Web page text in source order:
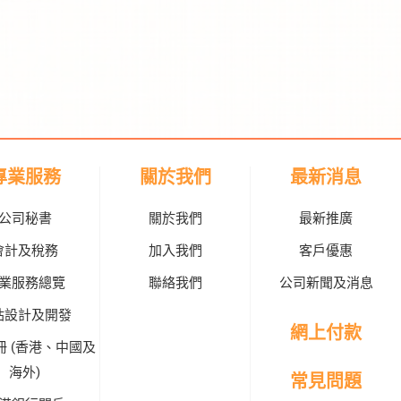
業服務
司秘書
計及稅務
服務總覽
設計及開發
(香港、中國及
海外)
關於我們
關於我們
加入我們
聯絡我們
最新消息
最新推廣
客戶優惠
公司新聞及消息
網上付款
常見問題